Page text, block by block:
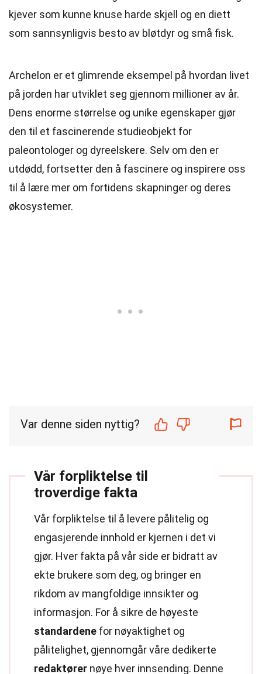
kjever som kunne knuse harde skjell og en diett
som sannsynligvis besto av bløtdyr og små fisk.
Archelon er et glimrende eksempel på hvordan livet
på jorden har utviklet seg gjennom millioner av år.
Dens enorme størrelse og unike egenskaper gjør
den til et fascinerende studieobjekt for
paleontologer og dyreelskere. Selv om den er
utdødd, fortsetter den å fascinere og inspirere oss
til å lære mer om fortidens skapninger og deres
økosystemer.
Var denne siden nyttig?
Vår forpliktelse til
troverdige fakta
Vår forpliktelse til å levere pålitelig og
engasjerende innhold er kjernen i det vi
gjør. Hver fakta på vår side er bidratt av
ekte brukere som deg, og bringer en
rikdom av mangfoldige innsikter og
informasjon. For å sikre de høyeste
standardene for nøyaktighet og
pålitelighet, gjennomgår våre dedikerte
redaktører nøye hver innsending. Denne